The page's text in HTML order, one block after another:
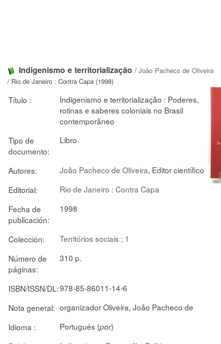
Indigenismo e territorializaçâo /Joâo Pacheco de Oliveira
/ Rio de Janeiro : Contra Capa (1998)
Título :
Indigenismo e territorializaçâo : Poderes,
rotinas e saberes coloniais no Brasil
contemporâneo
Tipo de
documento:
Libro
Autores: Joâo Pacheco de Oliveira, Editor científico
Editorial:
Rio de Janeiro : Contra Capa
Fecha de
publicación:
1998
Colección:
Territórios sociais ; 1
Número de
páginas:
310 p.
ISBN/ISSN/DL:978-85-86011-14-6
Nota general: organizador Oliveira, Joâo Pacheco de
Idioma :
Portugués (por)